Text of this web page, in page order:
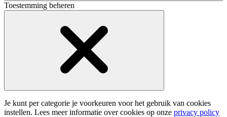
Toestemming beheren
Je kunt per categorie je voorkeuren voor het gebruik van cookies
instellen. Lees meer informatie over cookies op onze privacy policy